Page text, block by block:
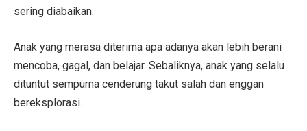
sering diabaikan.
Anak yang merasa diterima apa adanya akan lebih berani
mencoba, gagal, dan belajar. Sebaliknya, anak yang selalu
dituntut sempurna cenderung takut salah dan enggan
bereksplorasi.